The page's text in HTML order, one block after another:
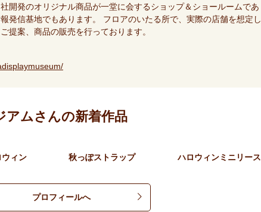
開発のオリジナル商品が一堂に会するショップ＆ショールームであ
発信基地でもあります。 フロアのいたる所で、実際の店舗を想定し
提案、商品の販売を行っております。
アムさんの新着作品
ィン 秋っぽストラップ ハロウィンミニリース
プロフィールへ